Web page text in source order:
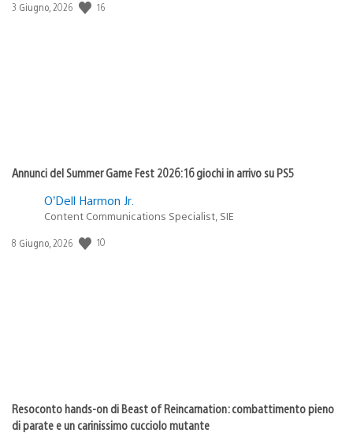
Data
3 Giugno, 2026 16
Annunci del Summer Game Fest 2026: 16 giochi in arrivo su PS5
O’Dell Harmon Jr.
Content Communications Specialist, SIE
Data
8 Giugno, 2026 10
Resoconto hands-on di Beast of Reincarnation: combattimento pieno
di parate e un carinissimo cucciolo mutante